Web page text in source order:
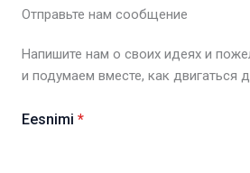
Отправьте нам сообщение
Напишите нам о своих идеях и
и подумаем вместе, как двигаться
Eesnimi *